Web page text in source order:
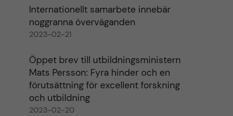
Internationellt samarbete innebär
noggranna överväganden
2023-02-21
Öppet brev till utbildningsministern
Mats Persson: Fyra hinder och en
förutsättning för excellent forskning
och utbildning
2023-02-20